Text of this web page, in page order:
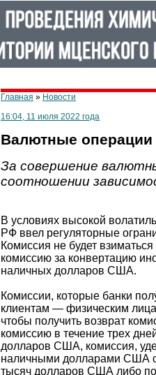
Главная » Новости
16:04, 11 июля 2022 года
Валютные
За совершение
соотношении
В условиях высокой
РФ ввел регуляторные
Комиссия не будет
комиссию за конвертацию
наличных долларов США.
Комиссии, которые банки
клиентам — физическим
чтобы получить возврат
комиссию в течение трех
долларов США, комиссия,
наличными долларами США с
тысяч долларов США либо по